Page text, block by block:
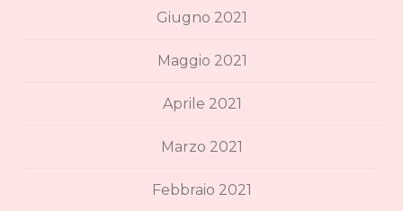
Giugno 2021
Maggio 2021
Aprile 2021
Marzo 2021
Febbraio 2021